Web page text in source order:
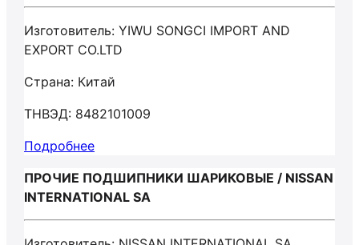
Изготовитель: YIWU SONGCI IMPORT AND
EXPORT CO.LTD
Страна: Китай
ТНВЭД: 8482101009
Подробнее
ПРОЧИЕ ПОДШИПНИКИ ШАРИКОВЫЕ / NISSAN
INTERNATIONAL SA